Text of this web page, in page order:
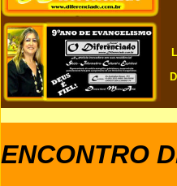
ENCONTRO